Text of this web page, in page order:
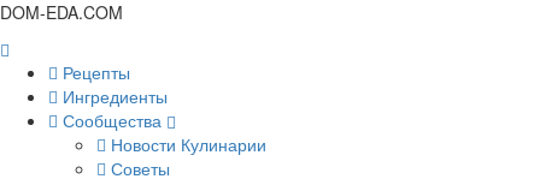
DOM-EDA.COM
Рецепты
Ингредиенты
Сообщества
Новости Кулинарии
Советы